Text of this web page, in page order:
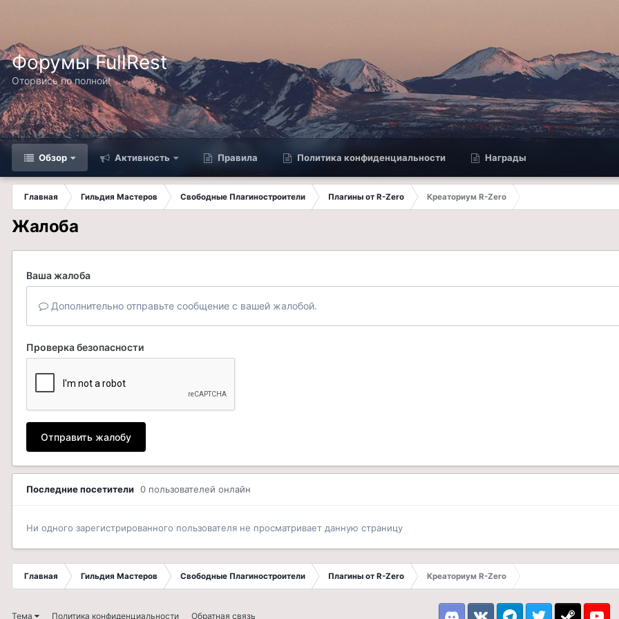
Форумы FullRest
Оторвись по полной!
Обзор Активность Правила Политика конфиденциальности Награды
Главная Гильдия Мастеров Свободные Плагиностроители Плагины от R-Zero
Креаториум R-Zero
Жалоба
Ваша жалоба
Дополнительно отправьте сообщение с вашей жалобой.
Проверка безопасности
Отправить жалобу
Последние посетители 0 пользователей онлайн
Ни одного зарегистрированного пользователя не просматривает данную страницу
Главная Гильдия Мастеров Свободные Плагиностроители Плагины от R-Zero Креаториум R-Zero
Тема Политика конфиденциальности Обратная связь